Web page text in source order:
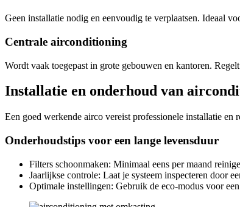
Geen installatie nodig en eenvoudig te verplaatsen. Ideaal
Centrale airconditioning
Wordt vaak toegepast in grote gebouwen en kantoren.
Installatie en onderhoud van
Een goed werkende airco vereist professionele installatie
Onderhoudstips voor een lange levensduur
Filters schoonmaken: Minimaal eens per maand
Jaarlijkse controle: Laat je systeem inspecteren door
Optimale instellingen: Gebruik de eco-modus voor